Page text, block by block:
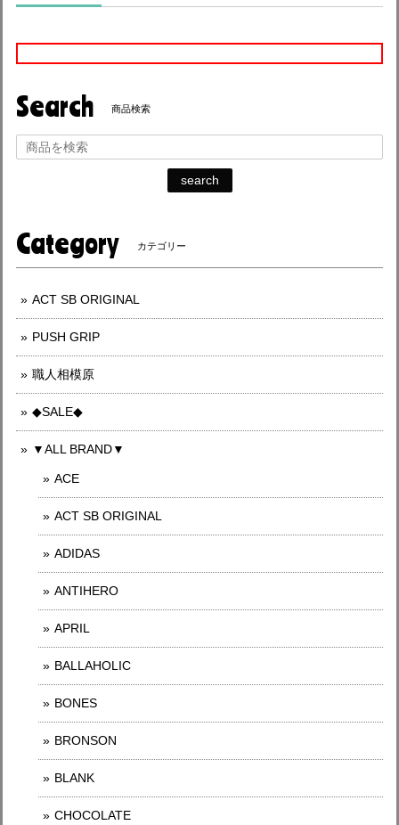
Search 商品検索
search
Category カテゴリー
ACT SB ORIGINAL
PUSH GRIP
職人相模原
◆SALE◆
▼ALL BRAND▼
ACE
ACT SB ORIGINAL
ADIDAS
ANTIHERO
APRIL
BALLAHOLIC
BONES
BRONSON
BLANK
CHOCOLATE